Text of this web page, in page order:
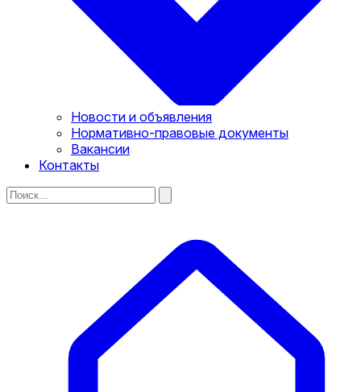
Новости и объявления
Нормативно-правовые документы
Вакансии
Контакты